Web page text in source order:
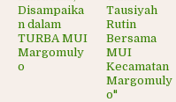
Disampaika
n dalam
TURBA MUI
Margomuly
o
Tausiyah
Rutin
Bersama
MUI
Kecamatan
Margomuly
o"